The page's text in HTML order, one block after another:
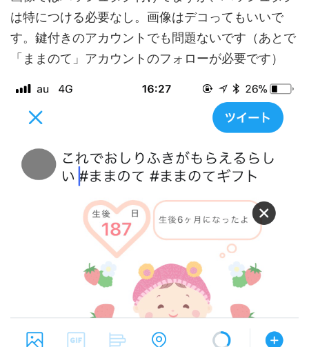
は特につける必要なし。画像はデコってもいいで
す。鍵付きのアカウントでも問題ないです（あとで
「ままのて」アカウントのフォローが必要です）